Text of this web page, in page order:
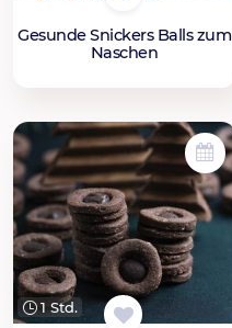
Gesunde Snickers Balls zum
Naschen
1 Std.